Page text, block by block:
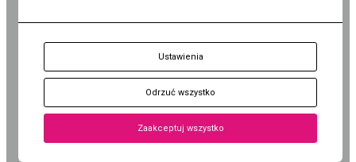
KUP
Bilet
BIURO:
al. Rzeczypospolitej 1
02-972 Warszawa
+48 22 308 14 91
Jana Pawła II
00-095 Warszawa
+48 22 620 27 25
Ustawienia
Odrzuć wszystko
Zaakceptuj wszystko